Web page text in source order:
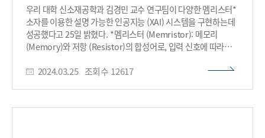
교수팀(이병관, 박범찬, 김채원)의 '물체 수준 시각 프롬프트를
활용한 효율적인 대형언어시각모델'이 수상했다. 대형언어시각
모델(Large Language and Vision Model, LLVM)에서 모델
크기를 키우는 대신 물체 수준 이미지에서 이해가 가능한 새로운
기법을 도입해 인공지능 모델 성능을 향상시켰을 뿐만 아니라
인공지능 모델의 의사결정 과정에 대한 해석가능성을 크게
높였다는 점을 인정받았다. 행사를 주관한 설명가능
우리 대학 신소재공학과 김경민 교수 연구팀이 다양한 멤리스터*
소자를 이용한 설명 가능한 인공지능 (XAI) 시스템을 구현하는데
성공했다고 25일 밝혔다. *멤리스터 (Memristor): 메모리
(Memory)와 저항 (Resistor)의 합성어로, 입력 신호에 따라
급속한 발전이 다양한 분야에서 성과를 이루고 있다. 이미지 인식,
모방해 만든 ‘인공신경망’을 기반으로, 적게는 수백만 개에서
2024.03.25 조회수 12617